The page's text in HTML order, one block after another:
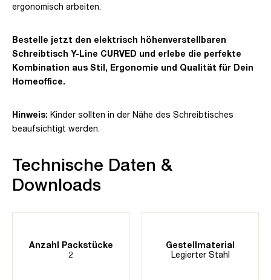
ergonomisch arbeiten.
Bestelle jetzt den elektrisch höhenverstellbaren
Schreibtisch Y-Line CURVED und erlebe die perfekte
Kombination aus Stil, Ergonomie und Qualität für Dein
Homeoffice.
Hinweis: Kinder sollten in der Nähe des Schreibtisches
beaufsichtigt werden.
Technische Daten &
Downloads
Anzahl Packstücke
2
Gestellmaterial
Legierter Stahl